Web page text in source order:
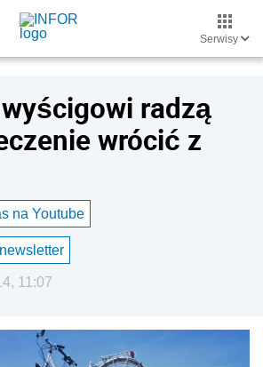
Serwisy
radzą
wrócić z
na Youtube
11:07